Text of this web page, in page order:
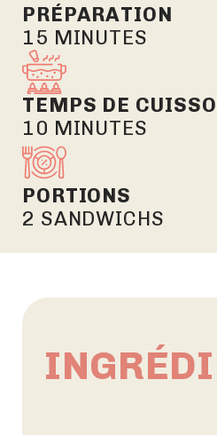
PRÉPARATION
15 MINUTES
TEMPS DE
10 MINUTES
PORTIONS
2 SANDWICHS